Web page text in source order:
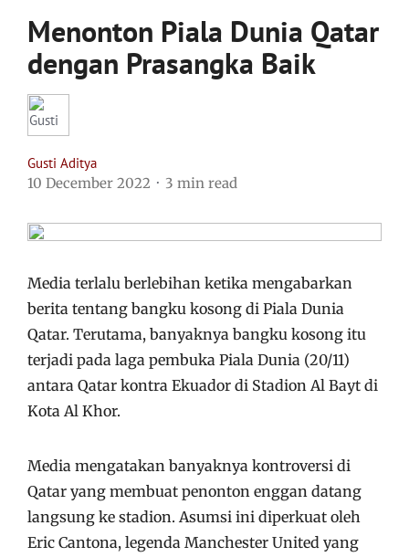
Menonton Piala Dunia Qatar
dengan Prasangka Baik
Gusti Aditya
10 December 2022
3 min read
Media terlalu berlebihan ketika mengabarkan
berita tentang bangku kosong di Piala Dunia
Qatar. Terutama, banyaknya bangku kosong itu
terjadi pada laga pembuka Piala Dunia (20/11)
antara Qatar kontra Ekuador di Stadion Al Bayt di
Kota Al Khor.
Media mengatakan banyaknya kontroversi di
Qatar yang membuat penonton enggan datang
langsung ke stadion. Asumsi ini diperkuat oleh
Eric Cantona, legenda Manchester United yang